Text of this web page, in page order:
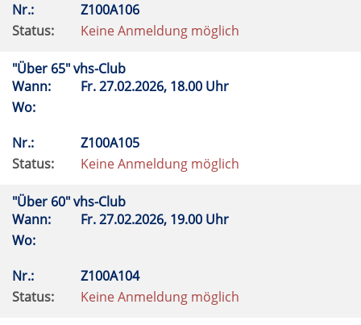
Nr.:
Z100A106
Status:
Keine Anmeldung möglich
"Über 65" vhs-Club
Wann:
Fr.27.02.2026, 18.00 Uhr
Wo:
Nr.:
Z100A105
Status:
Keine Anmeldung möglich
"Über 60" vhs-Club
Wann:
Fr.27.02.2026, 19.00 Uhr
Wo:
Nr.:
Z100A104
Status:
Keine Anmeldung möglich